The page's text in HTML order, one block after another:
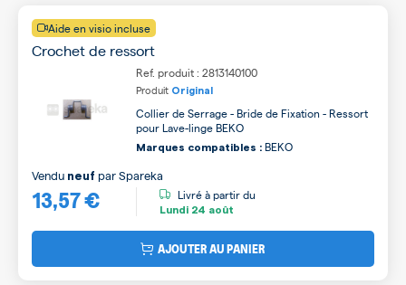
Aide en visio incluse
Crochet de ressort
Ref. produit : 2813140100
Produit Original
Collier de Serrage - Bride de Fixation - Ressort
pour Lave-linge BEKO
Marques compatibles : BEKO
13,57 €
Vendu neuf parSpareka
Livré à partir du
Lundi 24 août
AJOUTER AU PANIER